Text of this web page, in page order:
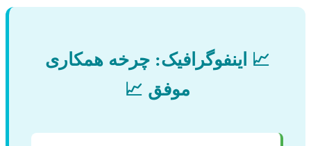
📈 اینفوگرافیک: چرخه همکاری
موفق 📈